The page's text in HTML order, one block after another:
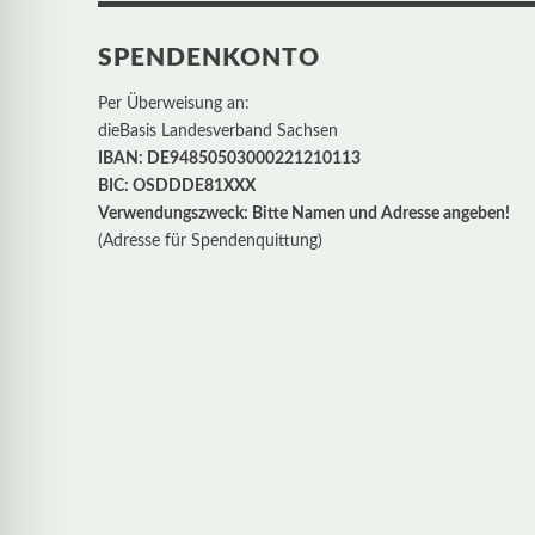
SPENDENKONTO
Per Überweisung an:
dieBasis Landesverband Sachsen
IBAN: DE94850503000221210113
BIC: OSDDDE81XXX
Verwendungszweck: Bitte Namen und Adresse angeben!
(Adresse für Spendenquittung)